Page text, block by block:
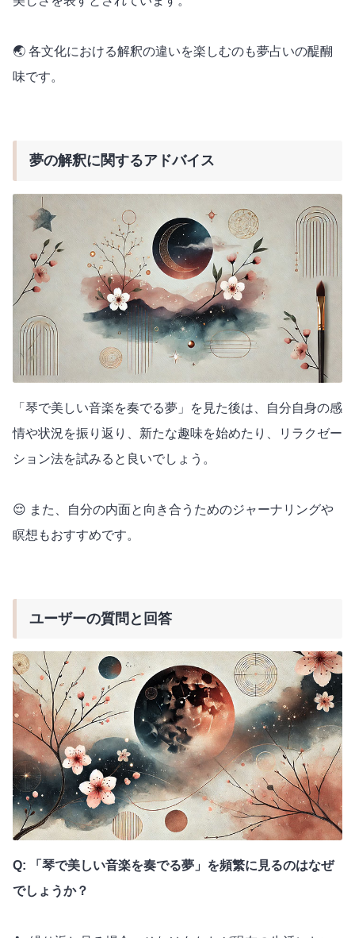
🌏 各文化における解釈の違いを楽しむのも夢占いの醍醐
味です。
夢の解釈に関するアドバイス
「琴で美しい音楽を奏でる夢」を見た後は、自分自身の感
情や状況を振り返り、新たな趣味を始めたり、リラクゼー
ション法を試みると良いでしょう。
😌 また、自分の内面と向き合うためのジャーナリングや
瞑想もおすすめです。
ユーザーの質問と回答
Q: 「琴で美しい音楽を奏でる夢」を頻繁に見るのはなぜ
でしょうか？